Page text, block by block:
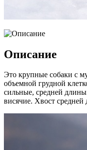
Описание
Это крупные собаки с
объемной грудной
сильные, средней
висячие. Хвост